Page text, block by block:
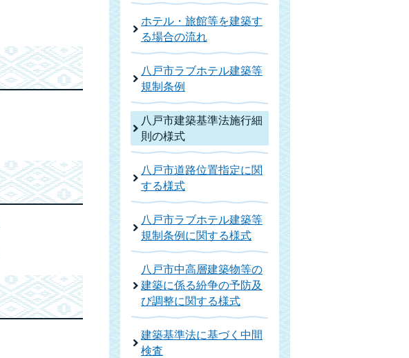
ホテル・旅館等を建築す
る場合の流れ
八戸市ラブホテル建築等
規制条例
八戸市建築基準法施行細
則の様式
八戸市道路位置指定に関
する様式
八戸市ラブホテル建築等
規制条例に関する様式
八戸市中高層建築物等の
建築に係る紛争の予防及
び調整に関する様式
建築基準法に基づく中間
検査